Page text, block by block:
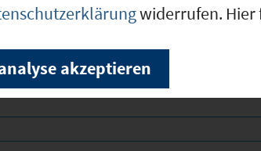
widerrufen. Hier
akzeptieren